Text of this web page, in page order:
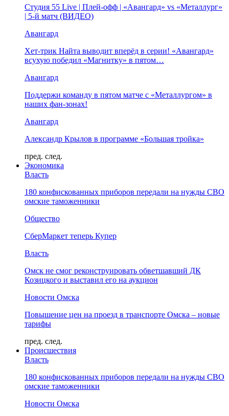
Студия 55 Live | Плей-офф | «Авангард» vs «Металлург»
| 5-й матч (ВИДЕО)
Авангард
Хет-трик Найта выводит вперёд в серии! «Авангард»
всухую победил «Магнитку» в пятом…
Авангард
Поддержи команду в пятом матче с «Металлургом» в
наших фан-зонах!
Авангард
Александр Крылов в программе «Большая тройка»
пред. след.
Экономика
Власть
180 конфискованных приборов передали на нужды СВО
омские таможенники
Общество
СберМаркет теперь Купер
Власть
Омск не смог реконструировать обветшавший ДК
Козицкого и выставил его на аукцион
Новости Омска
Повышение цен на проезд в транспорте Омска – новые
тарифы
пред. след.
Происшествия
Власть
180 конфискованных приборов передали на нужды СВО
омские таможенники
Новости Омска